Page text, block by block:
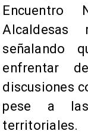
Encuentro
Alcaldesas
señalando
enfrentar
discusiones
pese a
territoriales.